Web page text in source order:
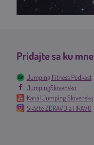
Pridajte sa ku mne
Jumping Fitness Podkast
JumpingSlovensko
Kanál Jumping Slovensko
Skáčte ZDRAVO a HRAVO